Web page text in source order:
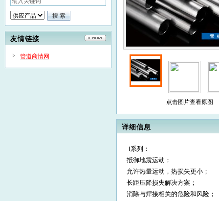
友情链接
管道商情网
点击图片查看原图
详细信息
Ⅰ系列：
抵御地震运动；
允许热量运动，热损失更小；
长距压降损失解决方案；
消除与焊接相关的危险和风险；